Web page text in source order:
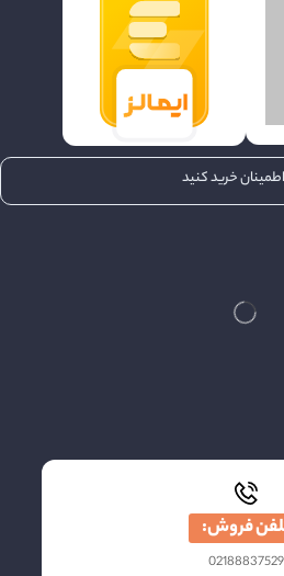
اطمینان خرید کنید
فروش:
02188837529